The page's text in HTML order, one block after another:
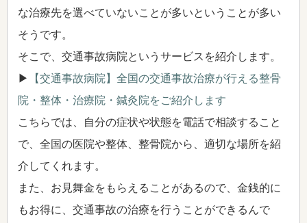
な治療先を選べていないことが多いということが多い
そうです。
そこで、交通事故病院というサービスを紹介します。
▶
【交通事故病院】全国の交通事故治療が行える整骨
院・整体・治療院・鍼灸院をご紹介します
こちらでは、自分の症状や状態を電話で相談すること
で、全国の医院や整体、整骨院から、適切な場所を紹
介してくれます。
また、お見舞金をもらえることがあるので、金銭的に
もお得に、交通事故の治療を行うことができるんで